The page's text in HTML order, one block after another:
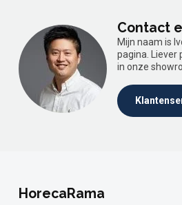
Contact
Mijn naam is
pagina. Liever
in onze
HorecaRama